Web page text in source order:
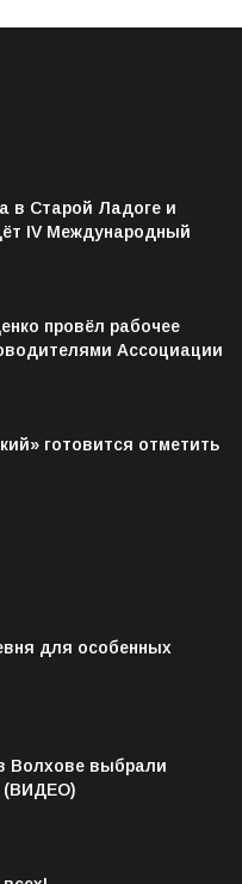
в Старой Ладоге и
IV Международный
провёл рабочее
Ассоциации
готовится отметить
для особенных
Волхове выбрали
(ВИДЕО)